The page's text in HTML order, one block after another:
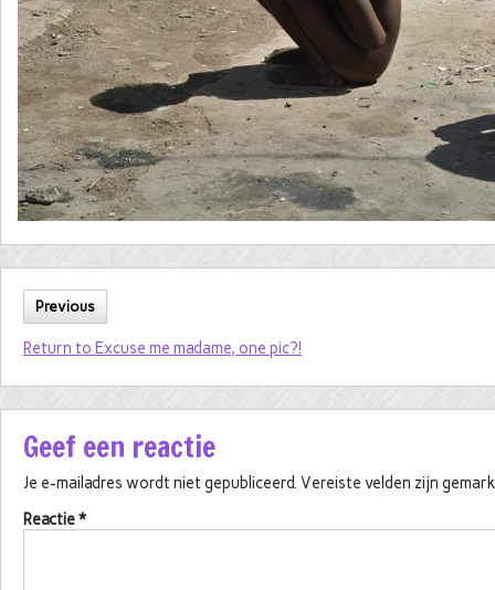
Previous
Return to Excuse me madame, one pic?!
Geef een reactie
Je e-mailadres wordt niet gepubliceerd. Vereiste velden zijn
Reactie*